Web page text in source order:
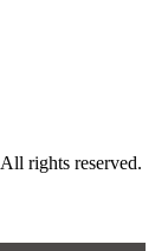
rights reserved.